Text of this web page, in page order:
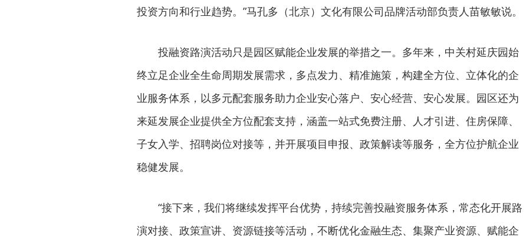
投资方向和行业趋势。”马孔多（北京）文化有限公司品牌活动部负责人苗敏敏说。
投融资路演活动只是园区赋能企业发展的举措之一。多年来，中关村延庆园始
终立足企业全生命周期发展需求，多点发力、精准施策，构建全方位、立体化的企
业服务体系，以多元配套服务助力企业安心落户、安心经营、安心发展。园区还为
来延发展企业提供全方位配套支持，涵盖一站式免费注册、人才引进、住房保障、
子女入学、招聘岗位对接等，并开展项目申报、政策解读等服务，全方位护航企业
稳健发展。
“接下来，我们将继续发挥平台优势，持续完善投融资服务体系，常态化开展路
演对接、政策宣讲、资源链接等活动，不断优化金融生态、集聚产业资源、赋能企